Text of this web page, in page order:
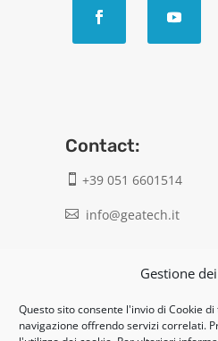
Gestione
Questo sito consente l'invio di Cookie
navigazione offrendo servizi correlati.
Contact:
 +39 051 6601514
 info@geatech.it
Legal: